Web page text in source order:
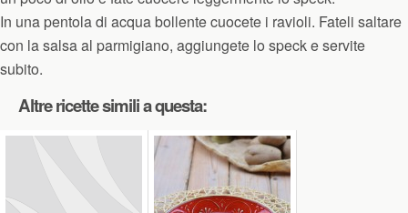
In una pentola di acqua bollente cuocete i ravioli. Fateli saltare
con la salsa al parmigiano, aggiungete lo speck e servite
subito.
Altre ricette simili a questa: